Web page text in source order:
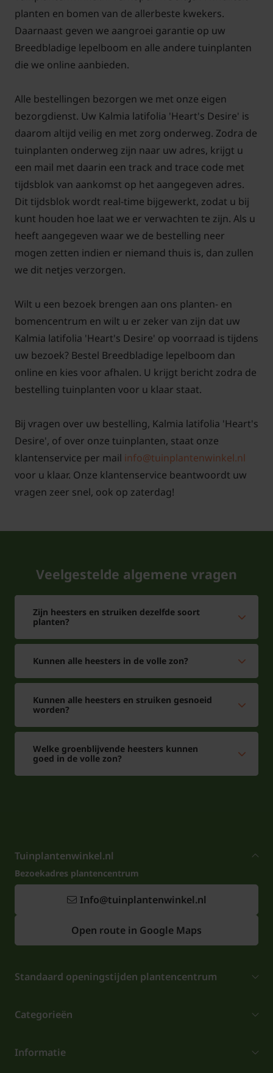
planten en bomen van de allerbeste kwekers.
Daarnaast geven we aangroei garantie op uw
Breedbladige lepelboom en alle andere tuinplanten
die we online aanbieden.
Alle bestellingen bezorgen we met onze eigen
bezorgdienst. Uw Kalmia latifolia 'Heart's Desire' is
daarom altijd veilig en met zorg onderweg. Zodra de
tuinplanten onderweg zijn naar uw adres, krijgt u
een mail met daarin een track and trace code met
tijdsblok van aankomst op het aangegeven adres.
Dit tijdsblok wordt real-time bijgewerkt, zodat u bij
kunt houden hoe laat we er verwachten te zijn. Als u
heeft aangegeven waar we de bestelling neer
mogen zetten indien er niemand thuis is, dan zullen
we dit netjes verzorgen.
Wilt u een bezoek brengen aan ons planten- en
bomencentrum en wilt u er zeker van zijn dat uw
Kalmia latifolia 'Heart's Desire' op voorraad is tijdens
uw bezoek? Bestel Breedbladige lepelboom dan
online en kies voor afhalen. U krijgt bericht zodra de
bestelling tuinplanten voor u klaar staat.
Bij vragen over uw bestelling, Kalmia latifolia 'Heart's
Desire', of over onze tuinplanten, staat onze
klantenservice per mail info@tuinplantenwinkel.nl
voor u klaar. Onze klantenservice beantwoordt uw
vragen zeer snel, ook op zaterdag!
Veelgestelde algemene vragen
Zijn heesters en struiken dezelfde soort
planten?
Kunnen alle heesters in de volle zon?
Kunnen alle heesters en struiken gesnoeid
worden?
Welke groenblijvende heesters kunnen
goed in de volle zon?
Tuinplantenwinkel.nl
Bezoekadres plantencentrum
Info@tuinplantenwinkel.nl
Open route in Google Maps
Standaard openingstijden plantencentrum
Categorieën
Informatie